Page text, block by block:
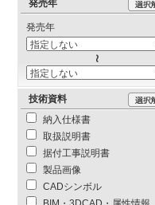
発売年
発売年
技術資料
納入仕様書
取扱説明書
据付工事説明書
製品画像
CADシンボル